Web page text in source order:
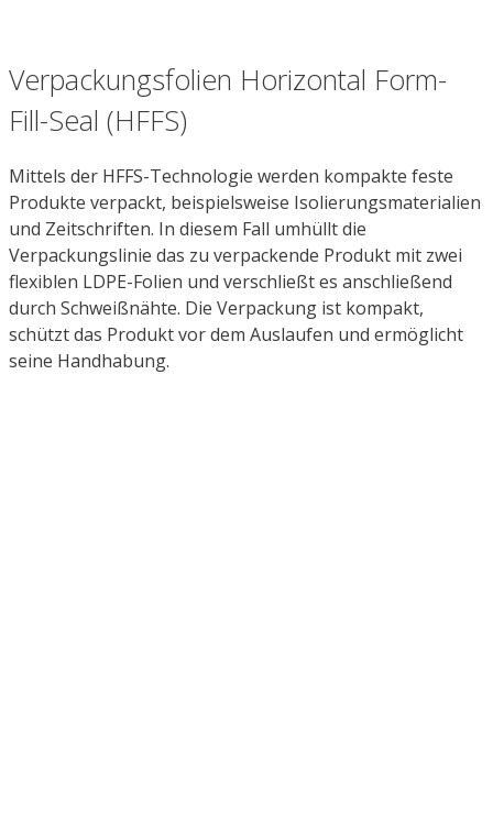
Verpackungsfolien Horizontal Form-
Fill-Seal (HFFS)
Mittels der HFFS-Technologie werden kompakte feste
Produkte verpackt, beispielsweise Isolierungsmaterialien
und Zeitschriften. In diesem Fall umhüllt die
Verpackungslinie das zu verpackende Produkt mit zwei
flexiblen LDPE-Folien und verschließt es anschließend
durch Schweißnähte. Die Verpackung ist kompakt,
schützt das Produkt vor dem Auslaufen und ermöglicht
seine Handhabung.